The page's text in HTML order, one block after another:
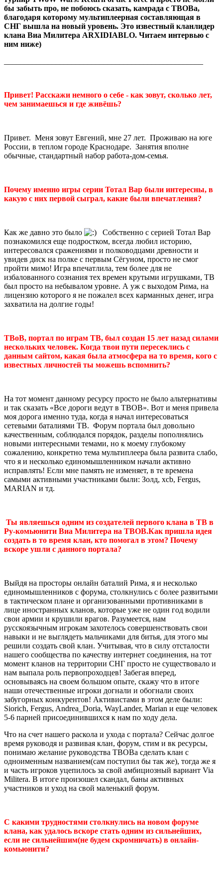
бы забыть про, не побоюсь сказать, камрада с ТВОВа,
благодаря которому мультиплеерная составляющая в
СНГ вышла на новый уровень. Это известный кланлидер
клана Виа Милитера ARXIDIABLO. Читаем интервью с
ним ниже)
Привет! Расскажи немного о себе - как зовут, сколько лет,
чем занимаешься и где живёшь?
Привет. Меня зовут Евгений, мне 27 лет. Проживаю на юге
России, в теплом городе Краснодаре. Занятия вполне
обычные, стандартный набор работа-дом-семья.
Почему именно игры серии Тотал Вар были интересны, в
какую с них первой сыграл, какие были впечатления?
Как же давно это было
Собственно с серией Тотал Вар
познакомился еще подростком, всегда любил историю,
интересовался сражениями и полководцами древности и
увидев диск на полке с первым Сёгуном, просто не смог
пройти мимо! Игра впечатлила, тем более для не
избалованного сознания тех времен крутыми игрушками, ТВ
был просто на небывалом уровне. А уж с выходом Рима, на
лицензию которого я не пожалел всех карманных денег, игра
захватила на долгие годы!
ТВоВ, портал по играм ТВ, был создан 15 лет назад силами
нескольких человек. Когда твои пути пересеклись с
данным сайтом, какая была атмосфера на то время, кого с
известных личностей ты можешь вспомнить?
На тот момент данному ресурсу просто не было альтернативы
и так сказать «Все дороги ведут в ТВОВ». Вот и меня привела
моя дорога именно туда, когда я начал интересоваться
сетевыми баталиями ТВ. Форум портала был довольно
качественным, соблюдался порядок, разделы пополнялись
новыми интересными темами, но к моему глубокому
сожалению, конкретно тема мультиплеера была развита слабо,
что я и несколько единомышленником начали активно
исправлять! Если мне память не изменяет, в те времена
самыми активными участниками были: Золд, xcb, Fergus,
MARIAN и тд.
Ты являешься одним из создателей первого клана в ТВ в
Ру-комьюнити Виа Милитера на ТВОВ.Как пришла идея
создать в то время клан, кто помогал в этом? Почему
вскоре ушли с данного портала?
Выйдя на просторы онлайн баталий Рима, я и несколько
единомышленников с форума, столкнулись с более развитыми
в тактическом плане и организованными противниками в
лице иностранных кланов, которые уже не один год водили
свои армии и крушили врагов. Разумеется, нам
русскоязычным игрокам захотелось совершенствовать свои
навыки и не выглядеть мальчиками для битья, для этого мы
решили создать свой клан. Учитывая, что в силу отсталости
нашего сообщества по качеству интернет соединения, на тот
момент кланов на территории СНГ просто не существовало и
нам выпала роль первопроходцев! Забегая вперед,
основываясь на своем большом опыте, скажу что в итоге
наши отечественные игроки догнали и обогнали своих
забугорных конкурентов! Активистами в этом деле были:
Siorich, Fergus, Andrea_Doria, WayLander, Marian и еще человек
5-6 парней присоединившихся к нам по ходу дела.
Что на счет нашего раскола и ухода с портала? Сейчас долгое
время руководя и развивая клан, форум, стим и вк ресурсы,
понимаю желание руководства ТВОВа сделать клан с
одноименным названием(сам поступил бы так же), тогда же я
и часть игроков уцепилось за свой амбициозный вариант Via
Militera. В итоге произошел скандал, баны активных
участников и уход на свой маленький форум.
С какими трудностями столкнулись на новом форуме
клана, как удалось вскоре стать одним из сильнейших,
если не сильнейшим(не будем скромничать) в онлайн-
комьюнити?